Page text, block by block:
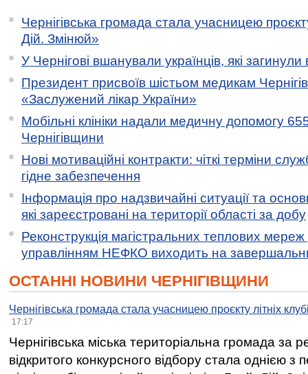
Чернігівська громада стала учасницею
Дій. Змінюй»
У Чернігові вшанували українців, які загинули
Президент присвоїв шістьом медикам
«Заслужений лікар України»
Мобільні клініки надали медичну допомогу
Чернігівщини
Нові мотиваційні контракти: чіткі терміни
гідне забезпечення
Інформація про надзвичайні ситуації та
які зареєстровані на території області за добу
Реконструкція магістральних теплових мереж
управлінням НЕФКО виходить на
ОСТАННІ НОВИНИ ЧЕРНІГІВЩИНИ
Чернігівська громада стала учасницею проєкту літніх
17:17
Чернігівська міська територіальна громада за
відкритого конкурсного відбору стала однією